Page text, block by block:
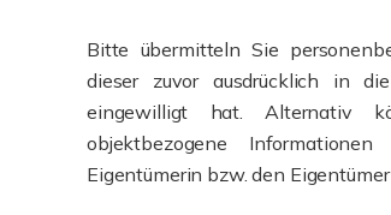
Bitte übermitteln Sie
dieser zuvor ausdrücklich in
eingewilligt hat. Alternativ
objektbezogene
Eigentümerin bzw. den